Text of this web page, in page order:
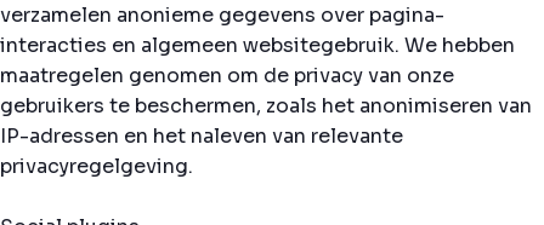
verzamelen anonieme gegevens over pagina-
interacties en algemeen websitegebruik. We hebben
maatregelen genomen om de privacy van onze
gebruikers te beschermen, zoals het anonimiseren van
IP-adressen en het naleven van relevante
privacyregelgeving.